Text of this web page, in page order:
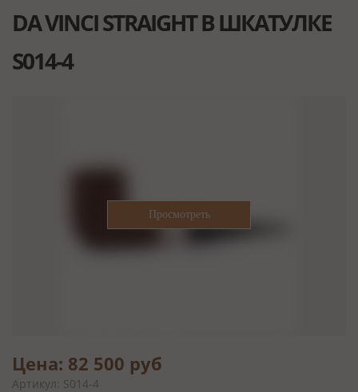
DA VINCI STRAIGHT В ШКАТУЛКЕ
S014-4
Цена: 82 500 руб
Артикул: S014-4